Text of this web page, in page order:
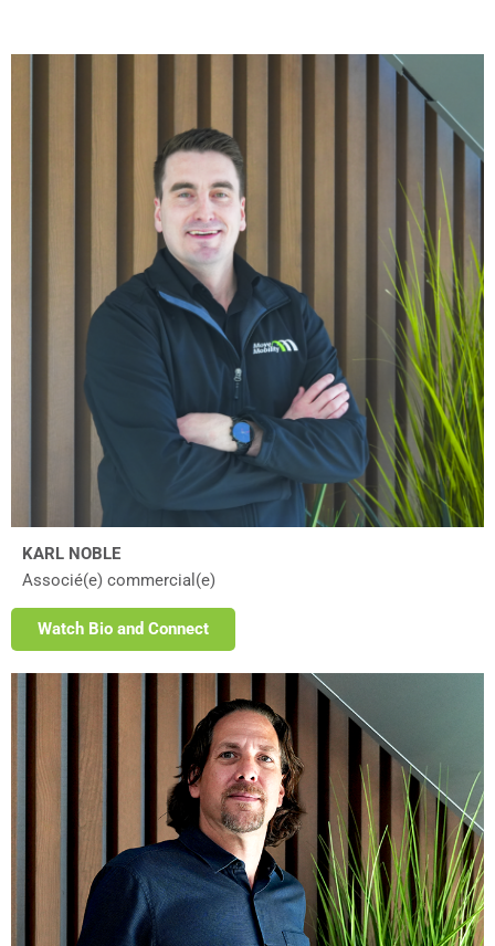
KARL NOBLE
Associé(e) commercial(e)
Watch Bio and Connect